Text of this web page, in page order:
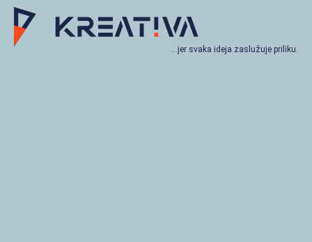
…jer svaka ideja zaslužuje priliku.